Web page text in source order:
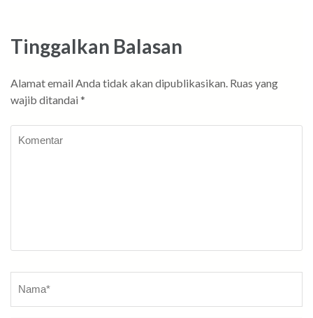
Tinggalkan Balasan
Alamat email Anda tidak akan dipublikasikan. Ruas yang
wajib ditandai *